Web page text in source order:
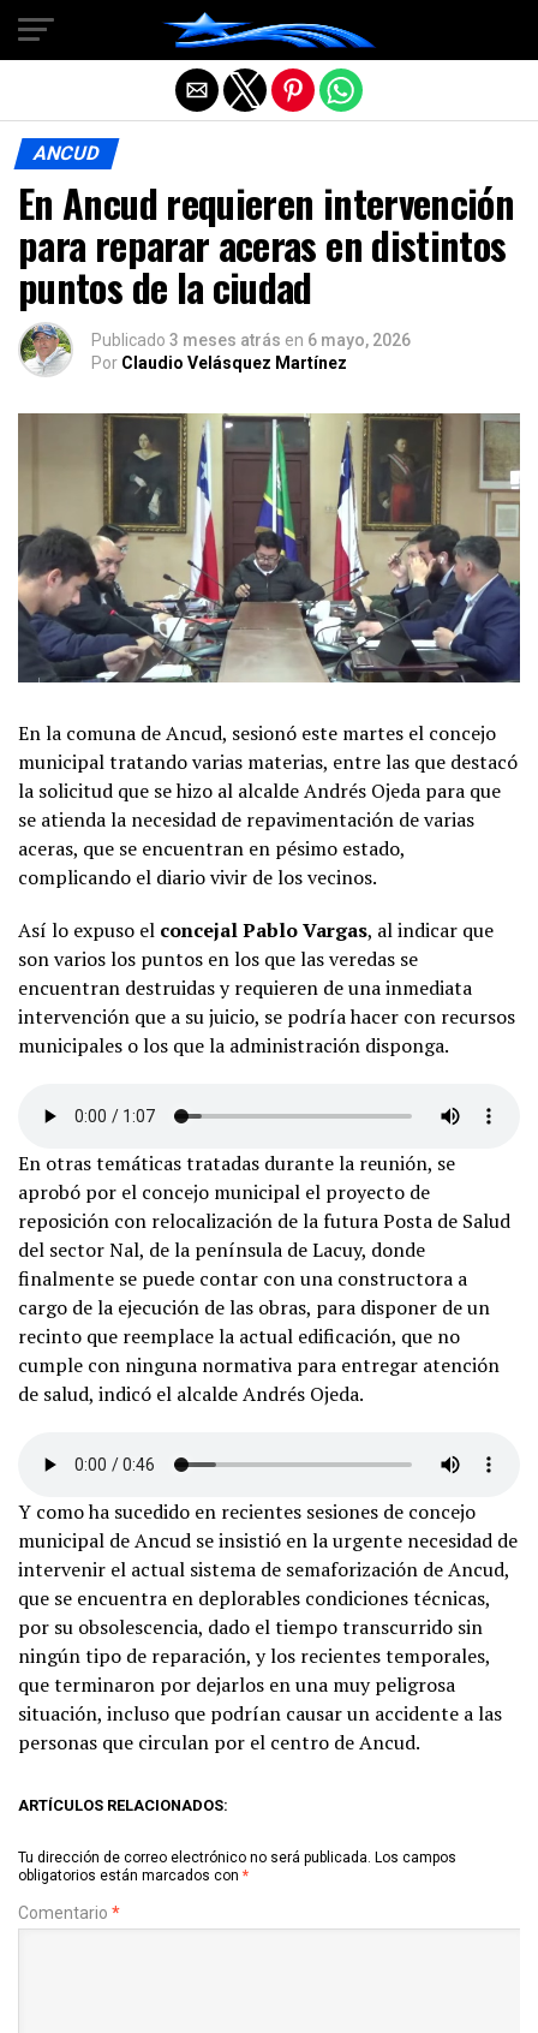
ANCUD
En Ancud requieren intervención
para reparar aceras en distintos
puntos de la ciudad
Publicado 3 meses atrás en 6 mayo, 2026
Por Claudio Velásquez Martínez
En la comuna de Ancud, sesionó este martes el concejo
municipal tratando varias materias, entre las que destacó
la solicitud que se hizo al alcalde Andrés Ojeda para que
se atienda la necesidad de repavimentación de varias
aceras, que se encuentran en pésimo estado,
complicando el diario vivir de los vecinos.
Así lo expuso el concejal Pablo Vargas, al indicar que
son varios los puntos en los que las veredas se
encuentran destruidas y requieren de una inmediata
intervención que a su juicio, se podría hacer con recursos
municipales o los que la administración disponga.
En otras temáticas tratadas durante la reunión, se
aprobó por el concejo municipal el proyecto de
reposición con relocalización de la futura Posta de Salud
del sector Nal, de la península de Lacuy, donde
finalmente se puede contar con una constructora a
cargo de la ejecución de las obras, para disponer de un
recinto que reemplace la actual edificación, que no
cumple con ninguna normativa para entregar atención
de salud, indicó el alcalde Andrés Ojeda.
Y como ha sucedido en recientes sesiones de concejo
municipal de Ancud se insistió en la urgente necesidad de
intervenir el actual sistema de semaforización de Ancud,
que se encuentra en deplorables condiciones técnicas,
por su obsolescencia, dado el tiempo transcurrido sin
ningún tipo de reparación, y los recientes temporales,
que terminaron por dejarlos en una muy peligrosa
situación, incluso que podrían causar un accidente a las
personas que circulan por el centro de Ancud.
ARTÍCULOS RELACIONADOS:
Tu dirección de correo electrónico no será publicada. Los campos
obligatorios están marcados con *
Comentario *
Salir de la versión móvil